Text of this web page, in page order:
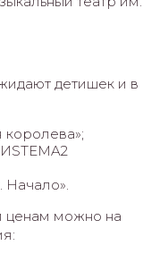
детишек и в
Начало».
ценам можно на